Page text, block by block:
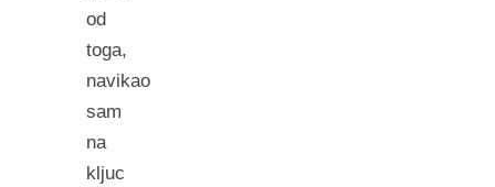
od
toga,
navikao
sam
na
kljuc